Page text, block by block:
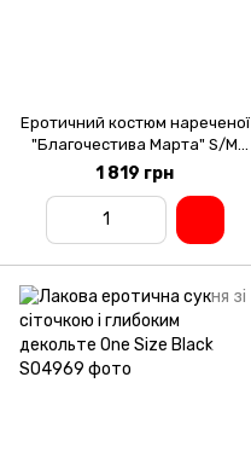
Еротичний костюм нареченої
"Благочестива Марта" S/M
White
1 819 грн